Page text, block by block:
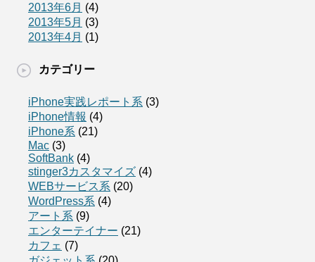
2013年6月 (4)
2013年5月 (3)
2013年4月 (1)
カテゴリー
iPhone実践レポート系 (3)
iPhone情報 (4)
iPhone系 (21)
Mac (3)
SoftBank (4)
stinger3カスタマイズ (4)
WEBサービス系 (20)
WordPress系 (4)
アート系 (9)
エンターテイナー (21)
カフェ (7)